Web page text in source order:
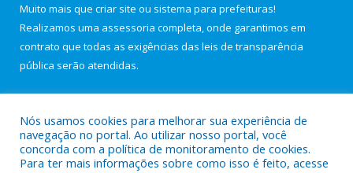
Muito mais que criar site ou sistema para prefeituras!
Realizamos uma assessoria completa, onde garantimos em
contrato que todas as exigências das leis de transparência
pública serão atendidas.
Nós usamos cookies para melhorar sua experiência de
navegação no portal. Ao utilizar nosso portal, você
concorda com a política de monitoramento de cookies.
Para ter mais informações sobre como isso é feito, acesse